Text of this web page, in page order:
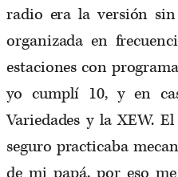
radio era la versión
organizada en
estaciones con
yo cumplí 10, y en
Variedades y la XEW.
seguro practicaba